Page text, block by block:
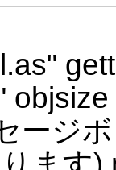
ージ